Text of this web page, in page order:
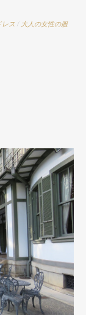
レス / 大人の女性の服